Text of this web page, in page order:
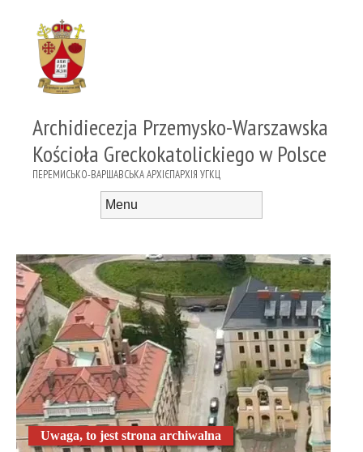
Archidiecezja Przemysko-Warszawska
Kościoła Greckokatolickiego w Polsce
ПЕРЕМИСЬКО-ВАРШАВСЬКА АРХІЄПАРХІЯ УГКЦ
Uwaga, to jest strona archiwalna